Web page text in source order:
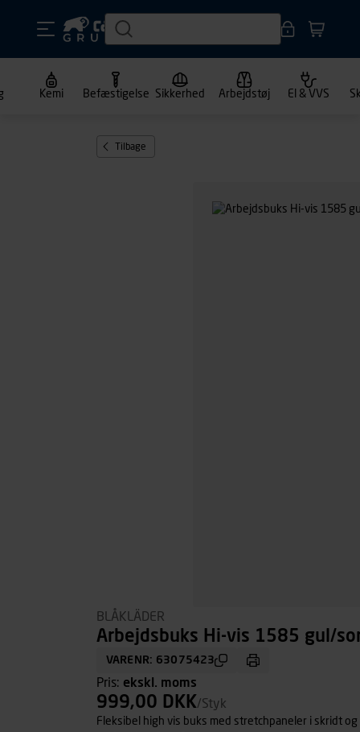
Kemi Befæstigelse Sikkerhed Arbejdstøj El & VVS
Tilbage
BLÅKLÄDER
Arbejdsbuks Hi-vis 1585 gul/
VARENR: 63075423
Pris: ekskl. moms
999,00 DKK/Styk
Fleksibel high vis buks med stretchpaneler i skridt